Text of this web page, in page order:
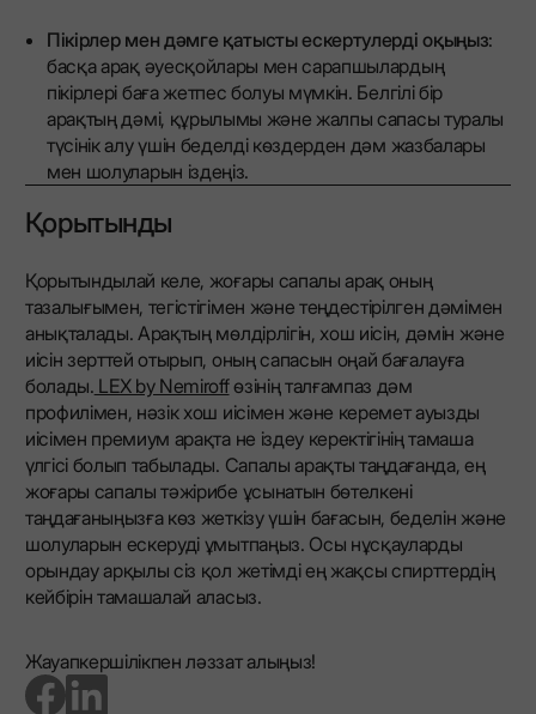
Пікірлер мен дәмге қатысты ескертулерді оқыңыз:
басқа арақ әуесқойлары мен сарапшылардың
пікірлері баға жетпес болуы мүмкін. Белгілі бір
арақтың дәмі, құрылымы және жалпы сапасы туралы
түсінік алу үшін беделді көздерден дәм жазбалары
мен шолуларын іздеңіз.
Қорытынды
Қорытындылай келе, жоғары сапалы арақ оның
тазалығымен, тегістігімен және теңдестірілген дәмімен
анықталады. Арақтың мөлдірлігін, хош иісін, дәмін және
иісін зерттей отырып, оның сапасын оңай бағалауға
болады. LEX by Nemiroffөзінің талғампаз дәм
профилімен, нәзік хош иісімен және керемет ауызды
иісімен премиум арақта не іздеу керектігінің тамаша
үлгісі болып табылады. Сапалы арақты таңдағанда, ең
жоғары сапалы тәжірибе ұсынатын бөтелкені
таңдағаныңызға көз жеткізу үшін бағасын, беделін және
шолуларын ескеруді ұмытпаңыз. Осы нұсқауларды
орындау арқылы сіз қол жетімді ең жақсы спирттердің
кейбірін тамашалай аласыз.
Жауапкершілікпен ләззат алыңыз!
go to facebook page go to linkedin page